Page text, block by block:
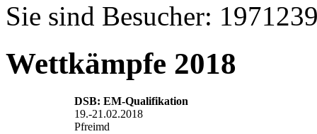
Sie sind Besucher:
Wettkämpfe 2018
DSB: EM-Qualifikation
19.-21.02.2018
Pfreimd